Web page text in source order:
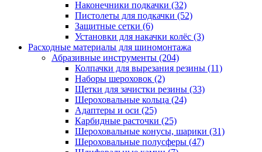
Наконечники подкачки (32)
Пистолеты для подкачки (52)
Защитные сетки (6)
Установки для накачки колёс (3)
Расходные материалы для шиномонтажа
Абразивные инструменты (204)
Колпачки для вырезания резины (11)
Наборы шероховок (2)
Щетки для зачистки резины (33)
Шероховальные кольца (24)
Адаптеры и оси (25)
Карбидные расточки (25)
Шероховальные конусы, шарики (31)
Шероховальные полусферы (47)